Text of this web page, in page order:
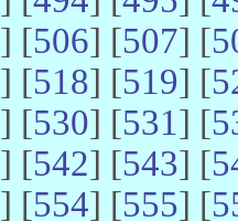
] [506] [507] [
] [518] [519] [
] [530] [531] [
] [542] [543] [
] [554] [555] [